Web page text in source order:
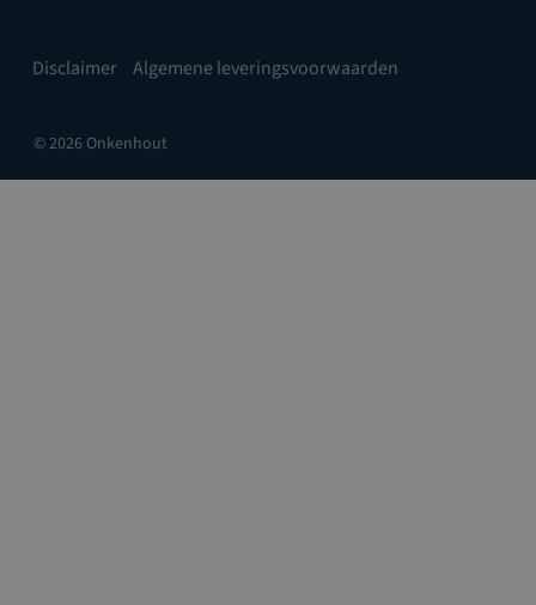
Disclaimer Algemene leveringsvoorwaarden
© 2026 Onkenhout